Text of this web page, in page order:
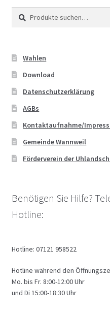
Suche
nach:
Suche
Wahlen
Download
Datenschutzerklärung
AGBs
Kontaktaufnahme/
Gemeinde Wannweil
Förderverein der
Benötigen Sie Hilfe?
Hotline:
Hotline: 07121 958522
Hotline während den
Mo. bis Fr. 8:00-12:00 Uhr
und Di 15:00-18:30 Uhr